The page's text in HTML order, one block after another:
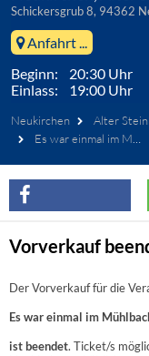
Schickersgrub 8, 94362
Anfahrt ...
Beginn: 20:30 Uhr
Einlass: 19:00 Uhr
Neukirchen Alter
Es war einmal im Mühlbachtal
Vorverkauf
Der Vorverkauf für die
Es war einmal im
ist beendet. Ticket/s